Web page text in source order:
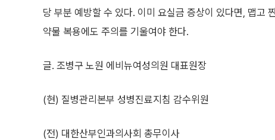
당 부분 예방할 수 있다. 이미 요실금 증상이 있다면, 맵고
약물 복용에도 주의를 기울여야 한다.
글. 조병구 노원 에비뉴여성의원 대표원장
(현) 질병관리본부 성병진료지침 감수위원
(전) 대한산부인과의사회 총무이사